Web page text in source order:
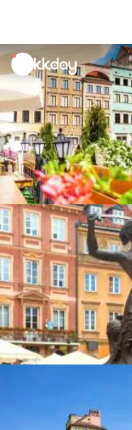
unread
notifications